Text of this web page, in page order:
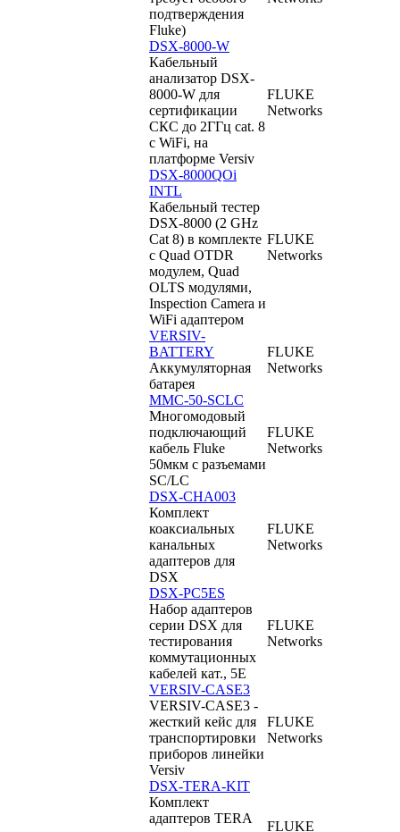
подтверждения
Fluke)
DSX-8000-W
Кабельный
анализатор DSX-
8000-W для
сертификации
СКС до 2ГГц cat. 8
c WiFi, на
платформе Versiv
FLUKE
Networks
DSX-8000QOi
INTL
Кабельный тестер
DSX-8000 (2 GHz
Cat 8) в комплекте
с Quad OTDR
модулем, Quad
OLTS модулями,
Inspection Camera и
WiFi адаптером
FLUKE
Networks
VERSIV-
BATTERY
Аккумуляторная
батарея
FLUKE
Networks
MMC-50-SCLC
Многомодовый
подключающий
кабель Fluke
50мкм с разъемами
SC/LC
FLUKE
Networks
DSX-CHA003
Комплект
коаксиальных
канальных
адаптеров для
DSX
FLUKE
Networks
DSX-PC5ES
Набор адаптеров
серии DSX для
тестирования
коммутационных
кабелей кат., 5E
FLUKE
Networks
VERSIV-CASE3
VERSIV-CASE3 -
жесткий кейс для
транспортировки
приборов линейки
Versiv
FLUKE
Networks
DSX-TERA-KIT
Комплект
адаптеров TERA
FLUKE